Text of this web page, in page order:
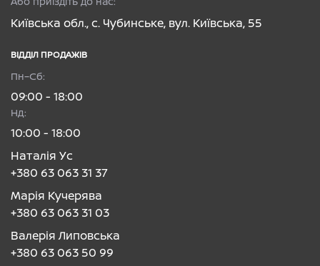
Київська обл., с. Чубинське, вул. Київська, 55
ВІДДІЛ ПРОДАЖІВ
Пн–Сб:
09:00 - 18:00
Нд:
10:00 - 18:00
Наталія Ус
+380 63 063 31 37
Марія Кучерява
+380 63 063 31 03
Валерія Липовська
+380 63 063 50 99